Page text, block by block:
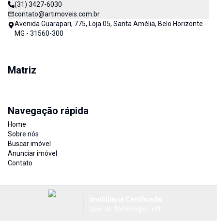
(31) 3427-6030
contato@artimoveis.com.br
Avenida Guarapari, 775, Loja 05, Santa Amélia, Belo Horizonte -
MG - 31560-300
Matriz
Navegação rápida
Home
Sobre nós
Buscar imóvel
Anunciar imóvel
Contato